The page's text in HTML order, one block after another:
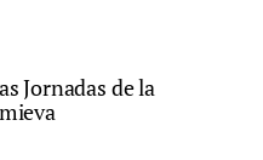
Jornadas de la